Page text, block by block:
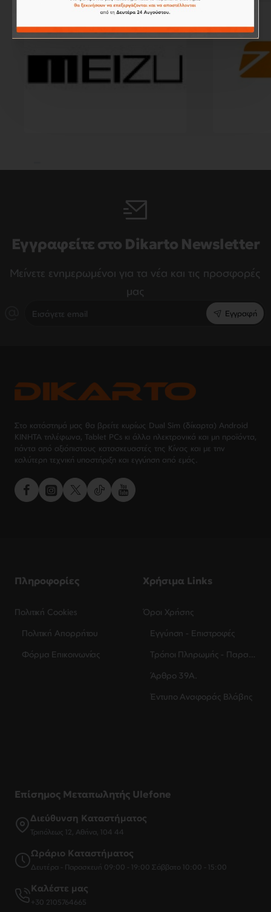
Εγγραφείτε στο Dikarto Newsletter
Μείνετε ενημερωμένοι για τα νέα και τις προσφορές
μας
email
Εγγραφή
Στο κατάστημά μας θα βρείτε κυρίως Dual Sim (δίκαρτα) Android
ΚΙΝΗΤΑ τηλέφωνα, Tablet PCs κι άλλα ηλεκτρονικά και μη προϊόντα,
πάντα από αξιόπιστους κατασκευαστές της Κίνας και με την
καλύτερη τεχνική υποστήριξη και εγγύηση από εμάς.
Πληροφορίες
Πολιτική Cookies
Πολιτική Απορρήτου
Φόρμα Επικοινωνίας
Χρήσιμα Links
Όροι Χρήσης
Εγγύηση - Επιστροφές
Άρθρο 39Α.
Έντυπο Αναφοράς Βλάβης
Επίσημος Μεταπωλητής Ulefone
Διεύθυνση Καταστήματος
Τριπόλεως 12, Αθήνα, 104 44
Ωράριο Καταστήματος
Δευτέρα - Παρασκευή 09:00 - 19:00 Σάββατο 10:00 - 15:00
Καλέστε μας
+30 2105764665